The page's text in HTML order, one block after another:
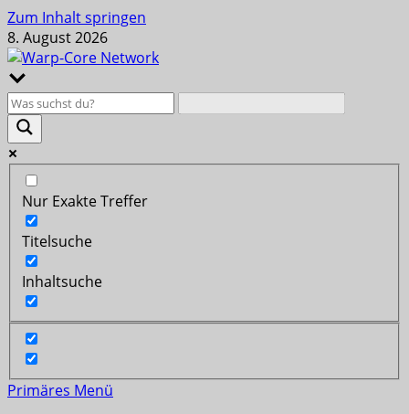
Zum Inhalt springen
8. August 2026
Nur Exakte Treffer
Titelsuche
Inhaltsuche
Primäres Menü